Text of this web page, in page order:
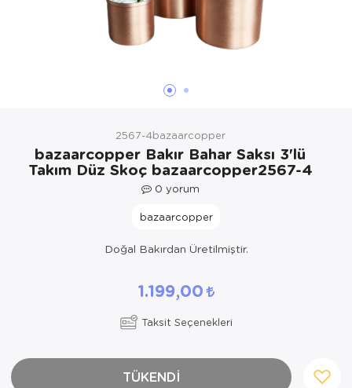
Kozmetik, Kişisel Bakım ve Sağlık
2567-4bazaarcopper
bazaarcopper Bakır Bahar Saksı 3'lü
Takım Düz Skoç bazaarcopper2567-4
0 yorum
bazaarcopper
Doğal Bakırdan Üretilmiştir.
1.199,00
Taksit Seçenekleri
TÜKENDİ